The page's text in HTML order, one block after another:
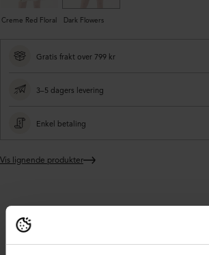
Creme Red Floral Dark Flowers
Gratis frakt over 799 kr
3–5 dagers levering
Enkel betaling
Vis lignende produkter
handlekurven